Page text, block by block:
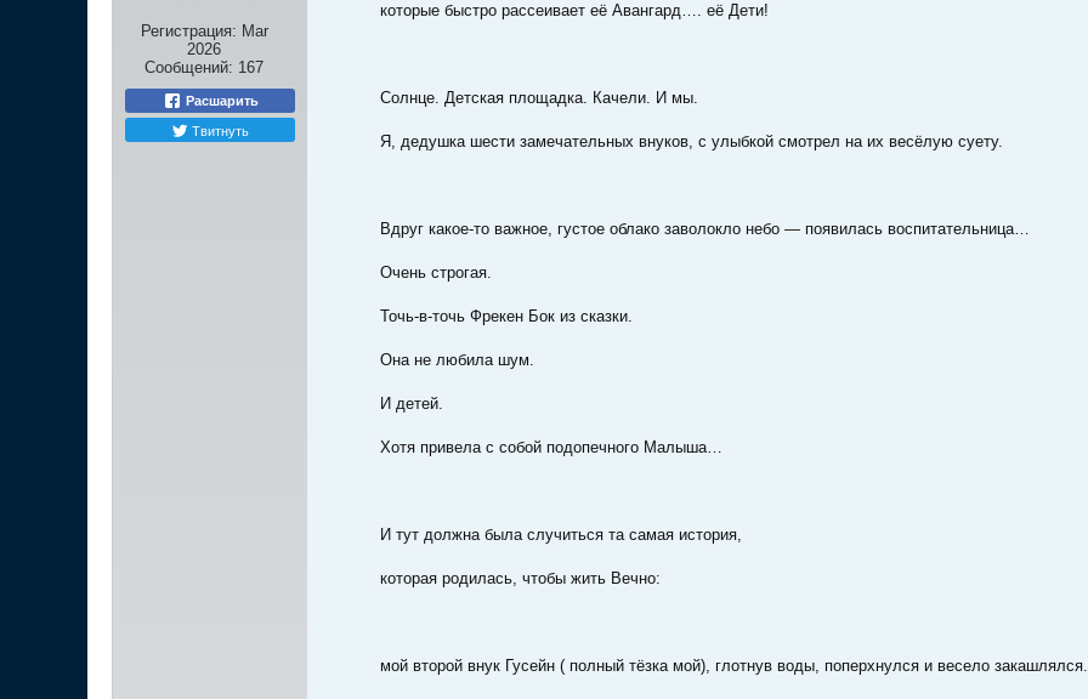
Регистрация: Mar
2026
Сообщений: 167
Расшарить
Твитнуть
которые быстро рассеивает её Авангард…. её Дети!
Солнце. Детская площадка. Качели. И мы.
Я, дедушка шести замечательных внуков, с улыбкой смотрел на их весёлую суету.
Вдруг какое-то важное, густое облако заволокло небо — появилась воспитательница…
Очень строгая.
Точь-в-точь Фрекен Бок из сказки.
Она не любила шум.
И детей.
Хотя привела с собой подопечного Малыша…
И тут должна была случиться та самая история,
которая родилась, чтобы жить Вечно:
мой второй внук Гусейн ( полный тёзка мой), глотнув воды, поперхнулся и весело закашлялся.